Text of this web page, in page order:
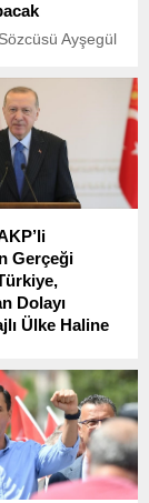
Ayşegül
14 Haziran'da da
karşı
birlikte 'dur'
birlikte
dedi.
Gerçeği
Dolayı
Ülke Haline
ve AKP
Recep
7 Mayıs
partisinin
AKP Genel
düzenlenen